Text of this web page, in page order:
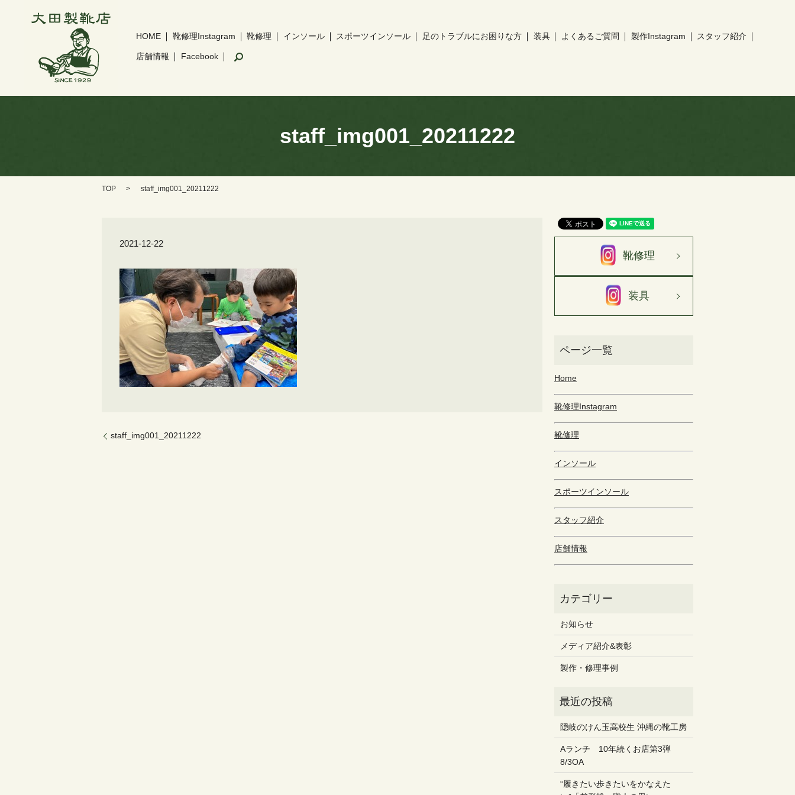
HOME 靴修理Instagram 靴修理 インソール スポーツインソール 足のトラブルにお困りな方 装具 よくあるご質問 製作Instagram スタッフ紹介
店舗情報 Facebook
staff_img001_20211222
TOP staff_img001_20211222
2021-12-22
staff_img001_20211222
靴修理
装具
Home
靴修理Instagram
靴修理
インソール
スポーツインソール
スタッフ紹介
店舗情報
お知らせ
メディア紹介&表彰
製作・修理事例
隠岐のけん玉高校生 沖縄の靴工房
Aランチ 10年続くお店第3弾
8/3OA
“履きたい歩きたいをかなえた